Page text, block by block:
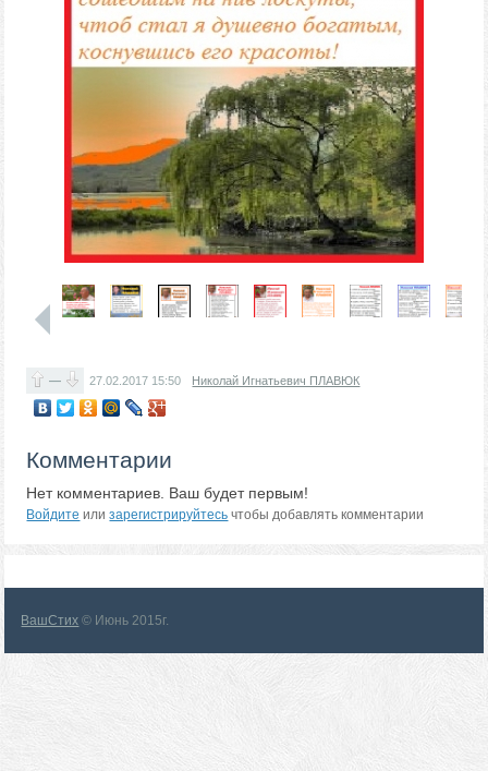
— 27.02.2017 15:50 Николай Игнатьевич ПЛАВЮК
Комментарии
Нет комментариев. Ваш будет первым!
Войдите илизарегистрируйтесь чтобы добавлять комментарии
ВашСтих © Июнь 2015г.